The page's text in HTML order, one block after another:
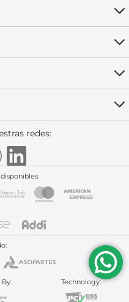
redes:
Technology: